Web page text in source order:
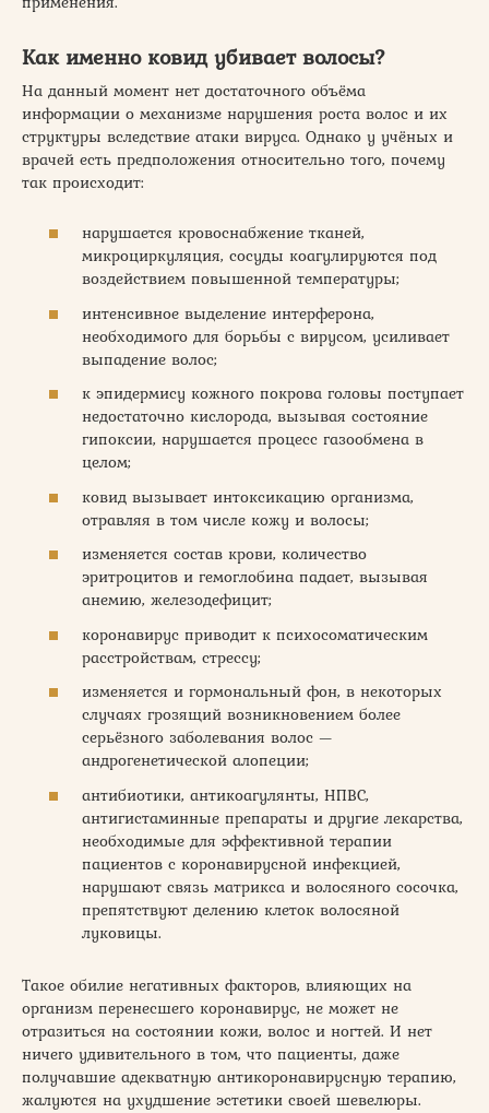
Как именно ковид убивает волосы?
На данный момент нет достаточного объёма
информации о механизме нарушения роста волос и их
структуры вследствие атаки вируса. Однако у учёных и
врачей есть предположения относительно того, почему
так происходит:
нарушается кровоснабжение тканей,
микроциркуляция, сосуды коагулируются под
воздействием повышенной температуры;
интенсивное выделение интерферона,
необходимого для борьбы с вирусом, усиливает
выпадение волос;
к эпидермису кожного покрова головы поступает
недостаточно кислорода, вызывая состояние
гипоксии, нарушается процесс газообмена в
целом;
ковид вызывает интоксикацию организма,
отравляя в том числе кожу и волосы;
изменяется состав крови, количество
эритроцитов и гемоглобина падает, вызывая
анемию, железодефицит;
коронавирус приводит к психосоматическим
расстройствам, стрессу;
изменяется и гормональный фон, в некоторых
случаях грозящий возникновением более
серьёзного заболевания волос —
андрогенетической алопеции;
антибиотики, антикоагулянты, НПВС,
антигистаминные препараты и другие лекарства,
необходимые для эффективной терапии
пациентов с коронавирусной инфекцией,
нарушают связь матрикса и волосяного сосочка,
препятствуют делению клеток волосяной
луковицы.
Такое обилие негативных факторов, влияющих на
организм перенесшего коронавирус, не может не
отразиться на состоянии кожи, волос и ногтей. И нет
ничего удивительного в том, что пациенты, даже
получавшие адекватную антикоронавирусную терапию,
жалуются на ухудшение эстетики своей шевелюры.